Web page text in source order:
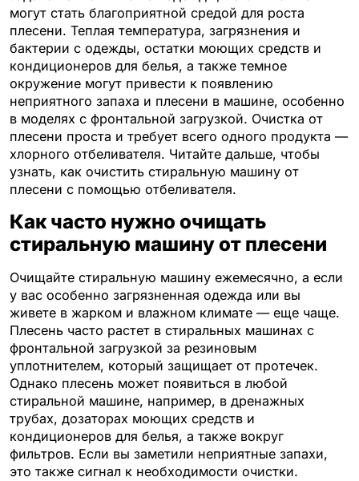
могут стать благоприятной средой для роста
плесени. Теплая температура, загрязнения и
бактерии с одежды, остатки моющих средств и
кондиционеров для белья, а также темное
окружение могут привести к появлению
неприятного запаха и плесени в машине, особенно
в моделях с фронтальной загрузкой. Очистка от
плесени проста и требует всего одного продукта —
хлорного отбеливателя. Читайте дальше, чтобы
узнать, как очистить стиральную машину от
плесени с помощью отбеливателя.
Как часто нужно очищать
стиральную машину от плесени
Очищайте стиральную машину ежемесячно, а если
у вас особенно загрязненная одежда или вы
живете в жарком и влажном климате — еще чаще.
Плесень часто растет в стиральных машинах с
фронтальной загрузкой за резиновым
уплотнителем, который защищает от протечек.
Однако плесень может появиться в любой
стиральной машине, например, в дренажных
трубах, дозаторах моющих средств и
кондиционеров для белья, а также вокруг
фильтров. Если вы заметили неприятные запахи,
это также сигнал к необходимости очистки.